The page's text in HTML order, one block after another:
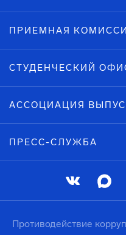
ПРИЕМНАЯ
СТУДЕНЧЕСКИЙ
АССОЦИАЦИЯ
ПРЕСС-СЛУЖБА
Противодействие